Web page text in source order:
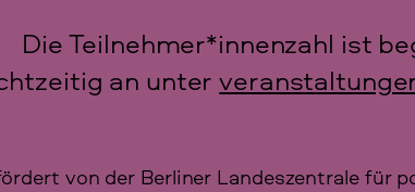
Die Teilnehmer*innenzahl ist
an unter
von der Berliner Landeszentrale für